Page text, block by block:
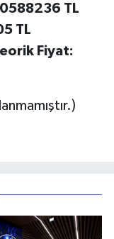
TL
TL
Fiyat: